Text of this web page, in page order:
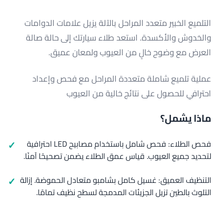
التلميع الخبير متعدد المراحل بالآلة يزيل علامات الدوامات
والخدوش والأكسدة. استعد طلاء سيارتك إلى حالة صالة
العرض مع وضوح خالٍ من العيوب ولمعان عميق.
عملية تلميع شاملة متعددة المراحل مع فحص وإعداد
احترافي للحصول على نتائج خالية من العيوب
ماذا يشمل؟
فحص الطلاء: فحص شامل باستخدام مصابيح LED احترافية
لتحديد جميع العيوب. قياس عمق الطلاء يضمن تصحيحًا آمنًا.
التنظيف العميق: غسيل كامل بشامبو متعادل الحموضة. إزالة
التلوث بالطين تزيل الجزيئات المدمجة لسطح نظيف تمامًا.